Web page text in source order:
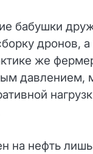
бабушки
дронов,
же
давлением,
на нефть